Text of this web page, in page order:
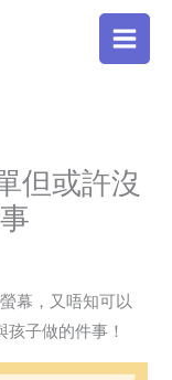
但或許沒
幕，又唔知可以
子做的件事！